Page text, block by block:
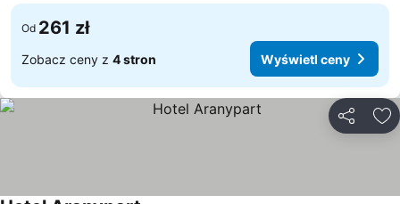
Od 261 zł
Zobacz ceny z 4 stron Wyświetl ceny